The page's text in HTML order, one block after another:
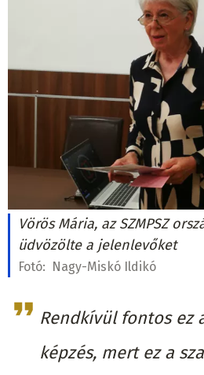
Vörös Mária, az SZMPSZ
üdvözölte a jelenlevőket
Fotó: Nagy-Miskó Ildikó
Rendkívül fontos ez
képzés, mert ez a